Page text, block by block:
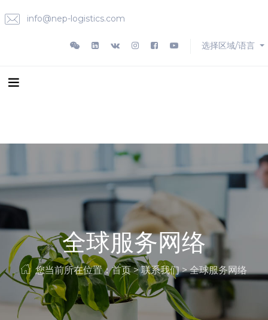
info@nep-logistics.com
选择区域/语言
全球服务网络
您当前所在位置：首页>联系我们>全球服务网络